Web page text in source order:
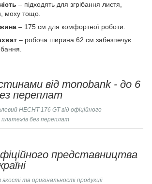
– підходять для згрібання листя,
моху тощо.
– 175 см для комфортної роботи.
– робоча ширина 62 см забезпечує
від monobank - до 6
переплат
HECHT 176 GTвід офіційного
платежів без переплат
представництва
та оригінальності продукції